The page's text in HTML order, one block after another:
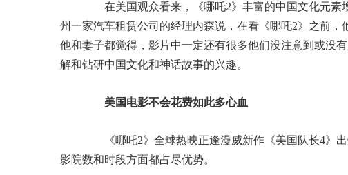
在美国观众看来，《哪吒2》丰富的中国文化元素
州一家汽车租赁公司的经理内森说，在看《哪吒2》之前，
他和妻子都觉得，影片中一定还有很多他们没注意到或没
解和钻研中国文化和神话故事的兴趣。
美国电影不会花费如此多心血
《哪吒2》全球热映正逢漫威新作《美国队长4》出
影院数和时段方面都占尽优势。